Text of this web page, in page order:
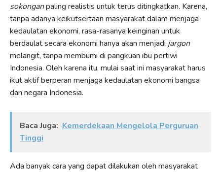
sokonganpaling realistis untuk terus ditingkatkan. Karena,
tanpa adanya keikutsertaan masyarakat dalam menjaga
kedaulatan ekonomi, rasa-rasanya keinginan untuk
berdaulat secara ekonomi hanya akan menjadi jargon
melangit, tanpa membumi di pangkuan ibu pertiwi
Indonesia. Oleh karena itu, mulai saat ini masyarakat harus
ikut aktif berperan menjaga kedaulatan ekonomi bangsa
dan negara Indonesia.
Baca Juga: Kemerdekaan Mengelola Perguruan
Tinggi
Ada banyak cara yang dapat dilakukan oleh masyarakat